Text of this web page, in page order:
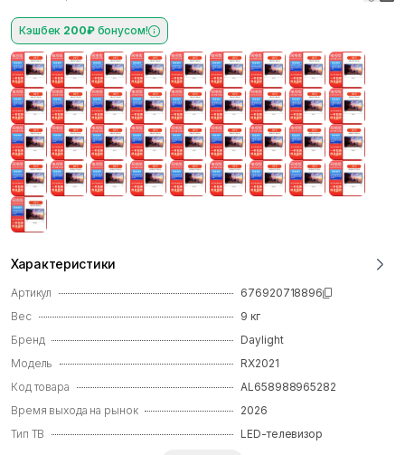
Кэшбек 200₽бонусом!
Характеристики
Артикул
676920718896
Вес
9 кг
Бренд
Daylight
Модель
RX2021
Код товара
AL658988965282
Время выхода на рынок
2026
Тип ТВ
LED-телевизор